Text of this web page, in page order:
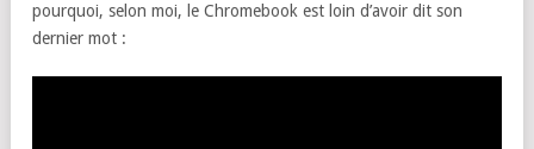
pourquoi, selon moi, le Chromebook est loin d’avoir dit son
dernier mot :